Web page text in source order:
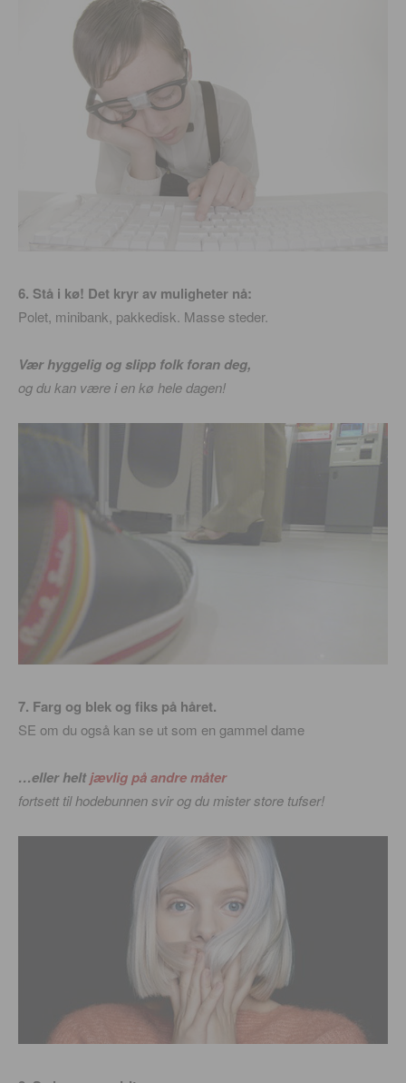
6. Stå i kø! Det kryr av muligheter nå:
Polet, minibank, pakkedisk. Masse steder.
Vær hyggelig og slipp folk foran deg,
og du kan være i en kø hele dagen!
7. Farg og blek og fiks på håret.
SE om du også kan se ut som en gammel dame
…eller heltjævlig på andre måter
fortsett til hodebunnen svir og du mister store tufser!